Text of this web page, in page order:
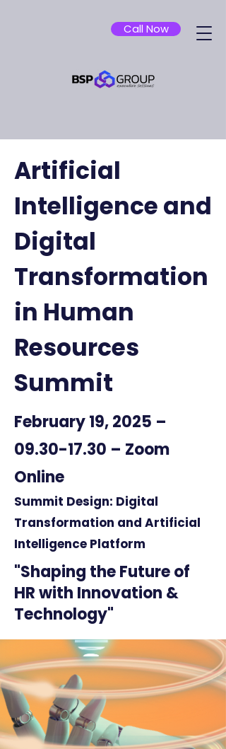
Call Now
Artificial
Intelligence and
Digital
Transformation
in Human
Resources
Summit
February 19, 2025 –
09.30-17.30 – Zoom
Online
Summit Design: Digital
Transformation and Artificial
Intelligence Platform
"Shaping the Future of
HR with Innovation &
Technology"